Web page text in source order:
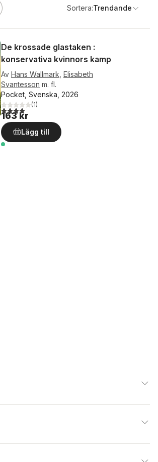
Sortera:Trendande
De krossade glastaken :
konservativa kvinnors kamp
Av Hans Wallmark Elisabeth
Svantesson m. fl.
Pocket, Svenska, 2026
4,0utav 5 stjärnor. Totalt antal röster:
(1)
163 kr
Lägg till